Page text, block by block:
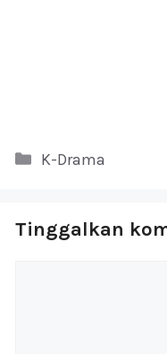
Kategori
K-Drama
Tinggalkan